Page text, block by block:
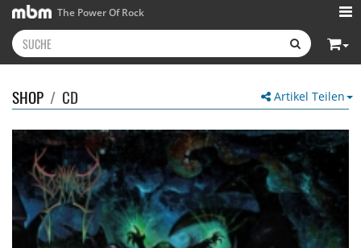
The Power Of Rock
Artikel Teilen
SHOP / CD